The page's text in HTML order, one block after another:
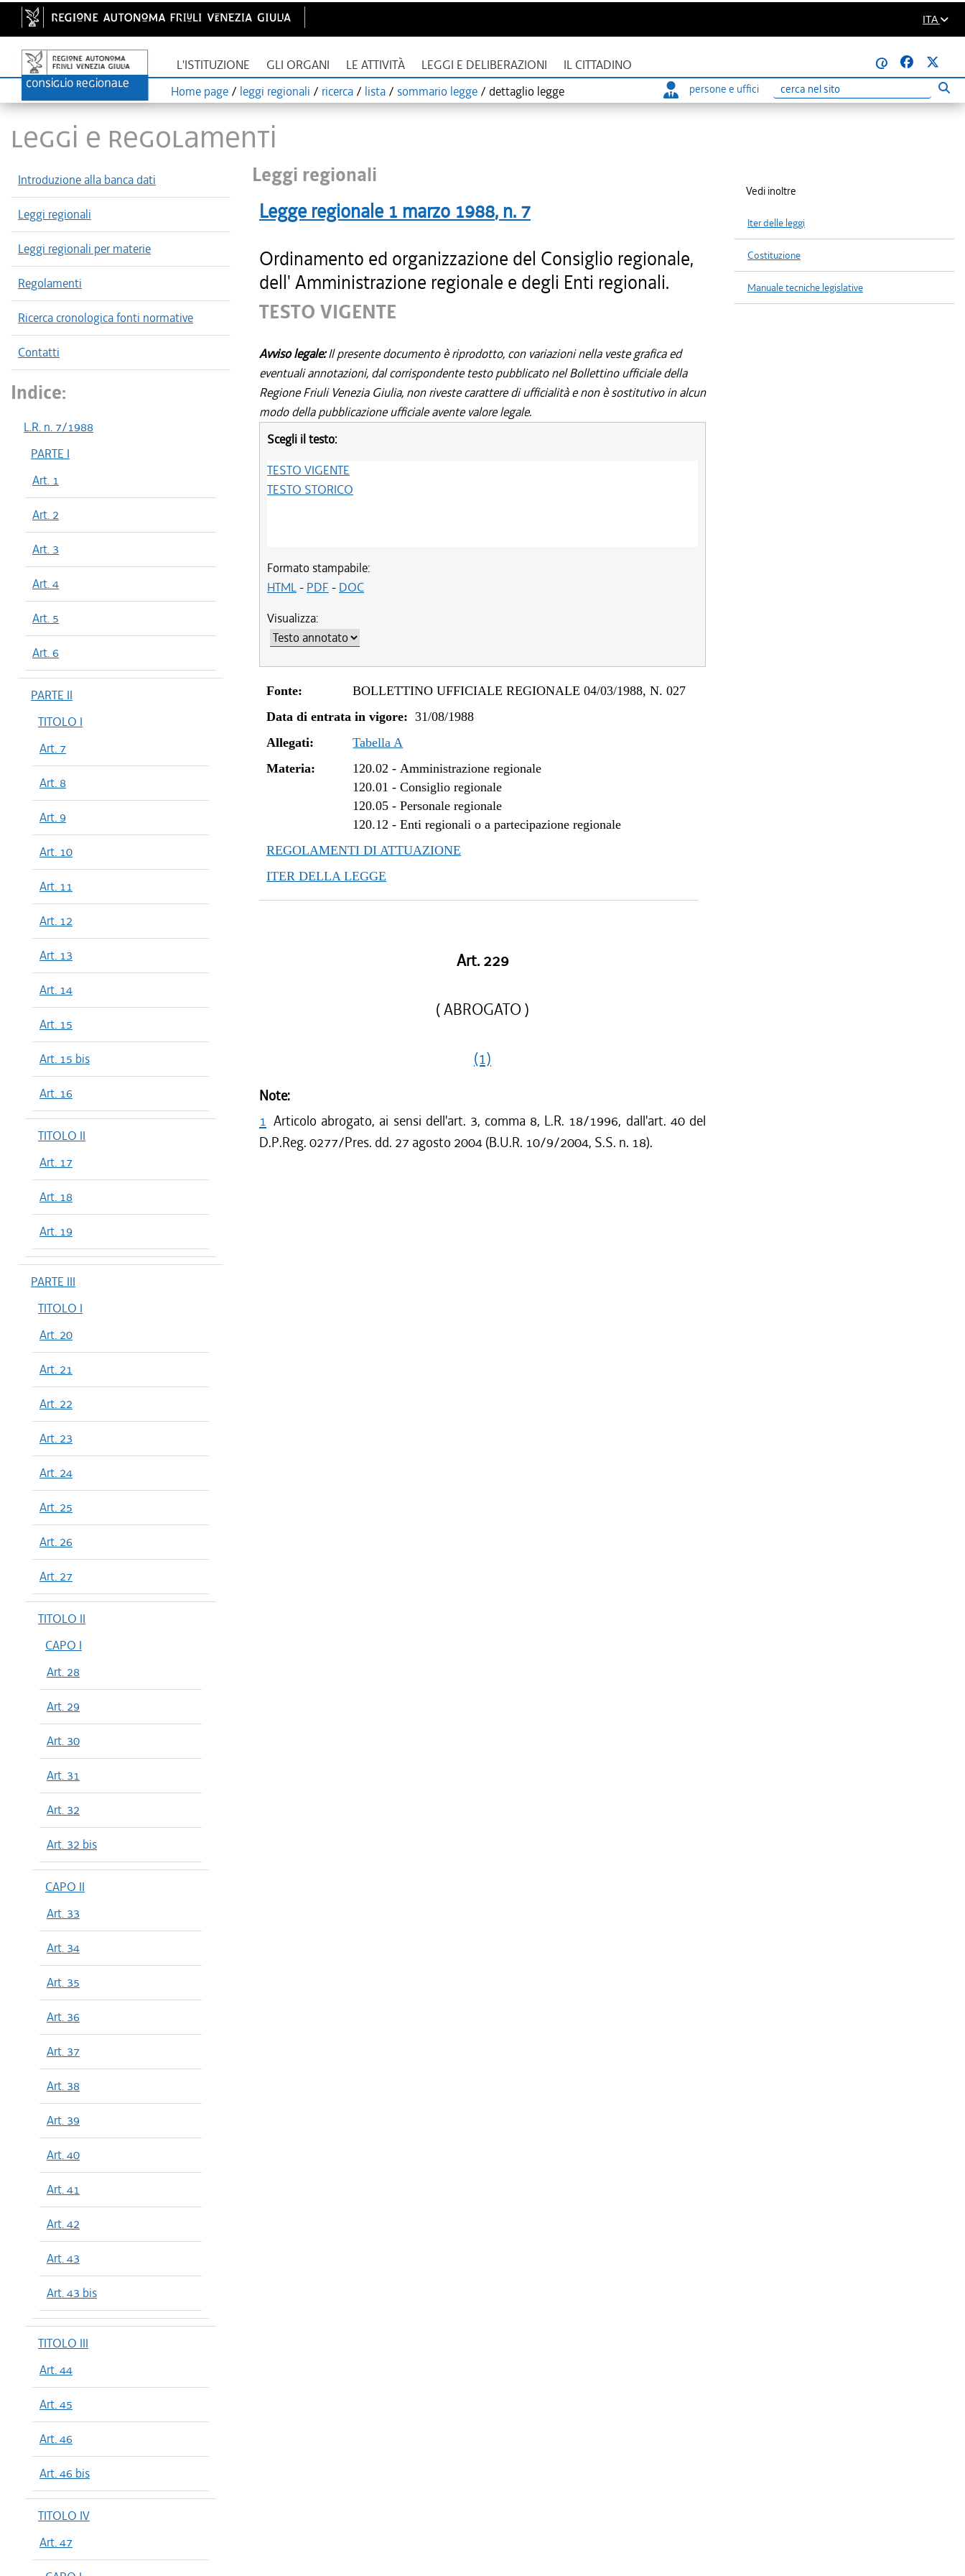
ITA
L'ISTITUZIONE GLI ORGANI LE ATTIVITÀ LEGGI E DELIBERAZIONI IL CITTADINO
@
Home page / leggi regionali / ricerca / lista / sommario legge / dettaglio legge persone e uffici
Ricerca
LEGGI E REGOLAMENTI
Introduzione alla banca dati
Leggi regionali
Leggi regionali per materie
Regolamenti
Ricerca cronologica fonti normative
Contatti
Indice:
L.R. n. 7/1988
PARTE I
Art. 1
Art. 2
Art. 3
Art. 4
Art. 5
Art. 6
PARTE II
TITOLO I
Art. 7
Art. 8
Art. 9
Art. 10
Art. 11
Art. 12
Art. 13
Art. 14
Art. 15
Art. 15 bis
Art. 16
TITOLO II
Art. 17
Art. 18
Art. 19
PARTE III
TITOLO I
Art. 20
Art. 21
Art. 22
Art. 23
Art. 24
Art. 25
Art. 26
Art. 27
TITOLO II
CAPO I
Art. 28
Art. 29
Art. 30
Art. 31
Art. 32
Art. 32 bis
CAPO II
Art. 33
Art. 34
Art. 35
Art. 36
Art. 37
Art. 38
Art. 39
Art. 40
Art. 41
Art. 42
Art. 43
Art. 43 bis
TITOLO III
Art. 44
Art. 45
Art. 46
Art. 46 bis
TITOLO IV
Art. 47
Leggi regionali
Legge regionale 1 marzo 1988, n. 7
Ordinamento ed organizzazione del Consiglio regionale,
dell' Amministrazione regionale e degli Enti regionali.
TESTO VIGENTE
Avviso legale:Il presente documento è riprodotto, con variazioni nella veste grafica ed
eventuali annotazioni, dal corrispondente testo pubblicato nel Bollettino ufficiale della
Regione Friuli Venezia Giulia, non riveste carattere di ufficialità e non è sostitutivo in alcun
modo della pubblicazione ufficiale avente valore legale.
Scegli il testo:
TESTO VIGENTE
TESTO STORICO
Formato stampabile:
HTML- PDF - DOC
Visualizza:
Fonte:
BOLLETTINO UFFICIALE REGIONALE 04/03/1988, N. 027
Data di entrata in vigore: 31/08/1988
Allegati:
Tabella A
Materia:
120.02 -Amministrazione regionale
120.01 -Consiglio regionale
120.05 -Personale regionale
120.12 -Enti regionali o a partecipazione regionale
REGOLAMENTI DI ATTUAZIONE
ITER DELLA LEGGE
Art. 229
( ABROGATO )
(1)
Note:
1 Articolo abrogato, ai sensi dell'art. 3, comma 8, L.R. 18/1996, dall'art. 40 del
D.P.Reg. 0277/Pres. dd. 27 agosto 2004 (B.U.R. 10/9/2004, S.S. n. 18).
Vedi inoltre
Iter delle leggi
Costituzione
Manuale tecniche legislative